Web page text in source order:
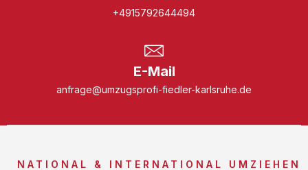
+4915792644494
E-Mail
anfrage@umzugsprofi-fiedler-karlsruhe.de
NATIONAL & INTERNATIONAL UMZIEHEN